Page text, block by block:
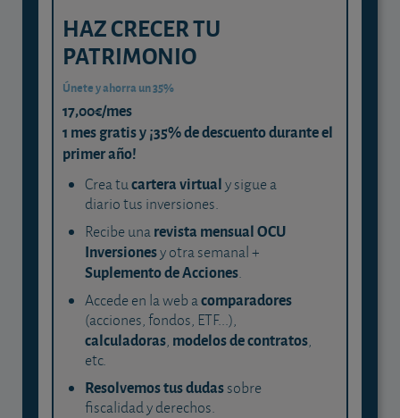
HAZ CRECER TU
PATRIMONIO
Únete y ahorra un 35%
17,00€/mes
1 mes gratis y ¡35% de descuento durante el
primer año!
Crea tucartera virtualy sigue a
diario tus inversiones.
Recibe unarevista mensual OCU
Inversionesy otra semanal +
Suplemento de Acciones.
Accede en la web acomparadores
(acciones, fondos, ETF...),
calculadoras, modelos de contratos,
etc.
Resolvemos tus dudassobre
fiscalidad y derechos.